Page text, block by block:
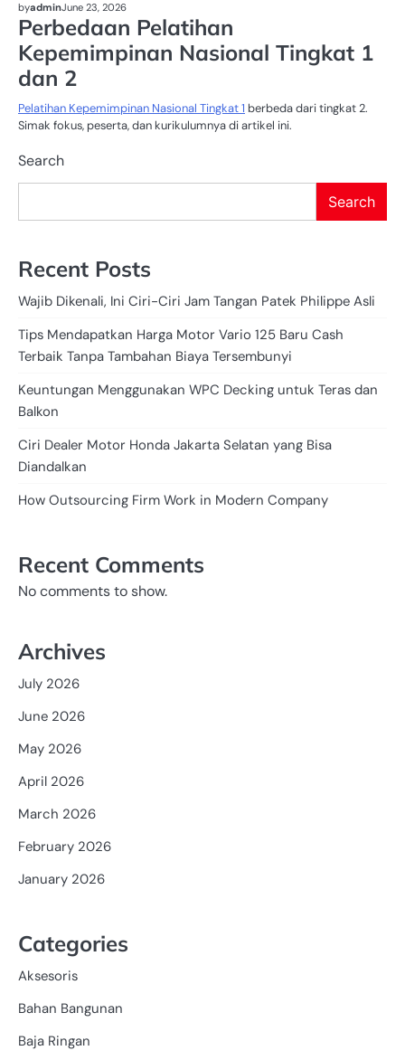
byadminJune 23, 2026
Perbedaan Pelatihan
Kepemimpinan Nasional Tingkat 1
dan 2
Pelatihan Kepemimpinan Nasional Tingkat 1 berbeda dari tingkat 2.
Simak fokus, peserta, dan kurikulumnya di artikel ini.
Search
Search
Recent Posts
Wajib Dikenali, Ini Ciri-Ciri Jam Tangan Patek Philippe Asli
Tips Mendapatkan Harga Motor Vario 125 Baru Cash
Terbaik Tanpa Tambahan Biaya Tersembunyi
Keuntungan Menggunakan WPC Decking untuk Teras dan
Balkon
Ciri Dealer Motor Honda Jakarta Selatan yang Bisa
Diandalkan
How Outsourcing Firm Work in Modern Company
Recent Comments
No comments to show.
Archives
July 2026
June 2026
May 2026
April 2026
March 2026
February 2026
January 2026
Categories
Aksesoris
Bahan Bangunan
Baja Ringan